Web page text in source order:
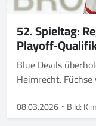
52. Spieltag:
Playoff-
Blue Devils
Heimrecht.
08.03.2026 Bild: